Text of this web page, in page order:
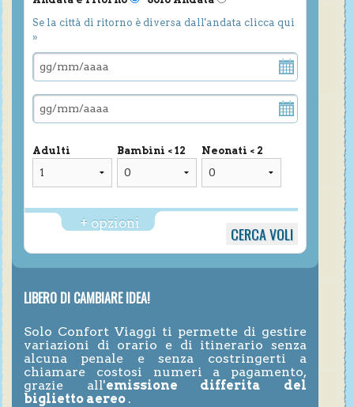
Se la città di ritorno è diversa dall'andata clicca qui
»
Adulti Bambini < 12 Neonati < 2
+ opzioni
LIBERO DI CAMBIARE IDEA!
Solo Confort Viaggi ti permette di gestire
variazioni di orario e di itinerario senza
alcuna penale e senza costringerti a
chiamare costosi numeri a pagamento,
grazie all'emissione differita del
biglietto aereo .